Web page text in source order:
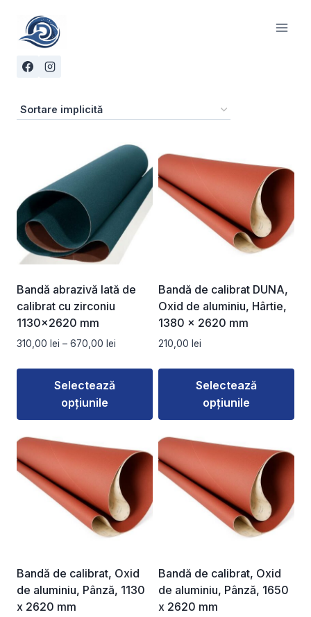
content
Bandă abrazivă lată de
calibrat cu zirconiu
1130×2620 mm
310,00 lei – 670,00 lei
prețuri:
Selectează
opțiunile
produs
are
mai
multe
fi
alese
în
Bandă de calibrat DUNA,
Oxid de aluminiu, Hârtie,
1380 x 2620 mm
210,00 lei
Selectează
opțiunile
produs
are
mai
multe
fi
alese
în
Bandă de calibrat, Oxid
de aluminiu, Pânză, 1130
x 2620 mm
Bandă de calibrat, Oxid
de aluminiu, Pânză, 1650
x 2620 mm